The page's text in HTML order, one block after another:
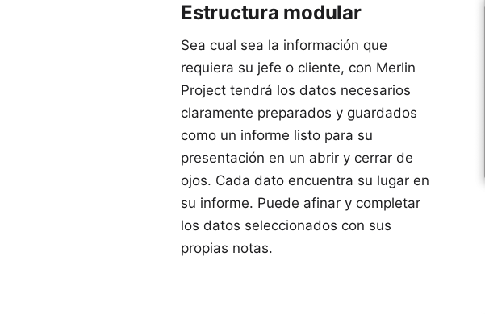
Estructura modular
Sea cual sea la información que
requiera su jefe o cliente, con Merlin
Project tendrá los datos necesarios
claramente preparados y guardados
como un informe listo para su
presentación en un abrir y cerrar de
ojos. Cada dato encuentra su lugar en
su informe. Puede afinar y completar
los datos seleccionados con sus
propias notas.